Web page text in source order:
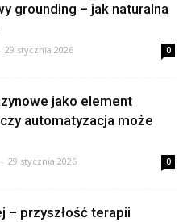
grounding – jak naturalna
29 stycznia 2026 0
jako element
automatyzacja może
- 29 stycznia 2026 0
– przyszłość terapii